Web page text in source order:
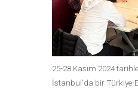
25-28 Kasım 2024
İstanbul'da bir Türkiye-